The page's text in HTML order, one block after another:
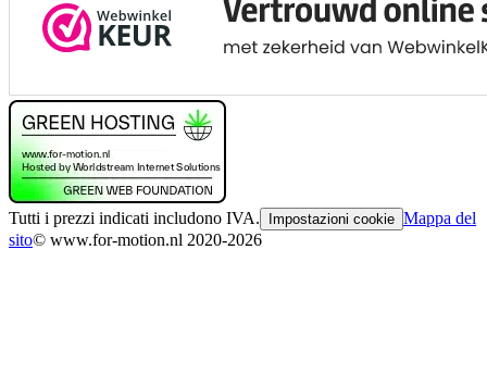
Tutti i prezzi indicati includono IVA. Impostazioni cookie Mappa del
sito© www.for-motion.nl 2020-2026